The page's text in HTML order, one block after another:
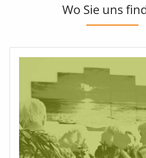
Wo Sie uns